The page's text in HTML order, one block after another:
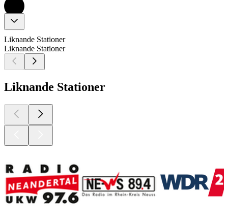
Liknande Stationer
Liknande Stationer
Liknande Stationer